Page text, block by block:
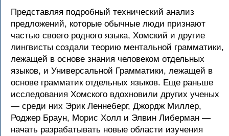
Представляя подробный технический анализ
предложений, которые обычные люди признают
частью своего родного языка, Хомский и другие
лингвисты создали теорию ментальной грамматики,
лежащей в основе знания человеком отдельных
языков, и Универсальной Грамматики, лежащей в
основе грамматик отдельных языков. Еще раньше
исследования Хомского вдохновили других ученых
— среди них Эрик Леннеберг, Джордж Миллер,
Роджер Браун, Морис Холл и Элвин Либерман —
начать разрабатывать новые области изучения